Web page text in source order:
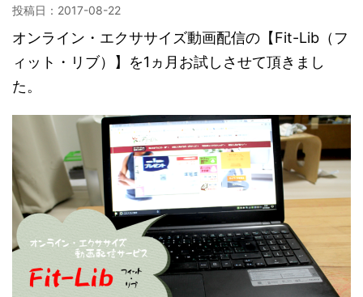
投稿日： 2017-08-22
オンライン・エクササイズ動画配信の【Fit-Lib（フ
ィット・リブ）】を1ヵ月お試しさせて頂きまし
た。